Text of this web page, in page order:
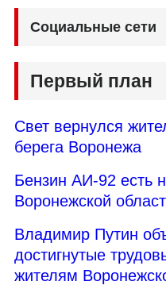
Социальные сети
Первый план
Свет вернулся
берега Воронежа
Бензин АИ-92 есть
Воронежской
Владимир Путин
достигнутые
жителям